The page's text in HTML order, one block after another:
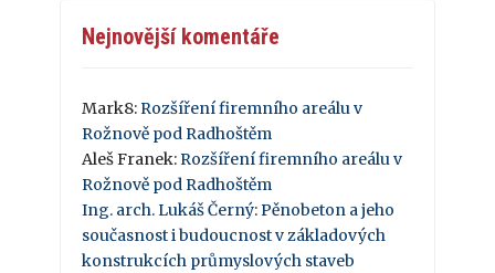
Nejnovější komentáře
Mark8:Rozšíření firemního areálu v
Rožnově pod Radhoštěm
Aleš Franek:Rozšíření firemního areálu v
Rožnově pod Radhoštěm
Ing. arch. Lukáš Černý:Pěnobeton a jeho
současnost i budoucnost v základových
konstrukcích průmyslových staveb